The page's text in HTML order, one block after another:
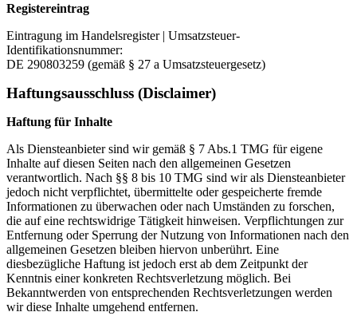
Registereintrag
Eintragung im Handelsregister | Umsatzsteuer-
Identifikationsnummer:
DE 290803259 (gemäß § 27 a Umsatzsteuergesetz)
Haftungsausschluss (Disclaimer)
Haftung für Inhalte
Als Diensteanbieter sind wir gemäß § 7 Abs.1 TMG für eigene
Inhalte auf diesen Seiten nach den allgemeinen Gesetzen
verantwortlich. Nach §§ 8 bis 10 TMG sind wir als Diensteanbieter
jedoch nicht verpflichtet, übermittelte oder gespeicherte fremde
Informationen zu überwachen oder nach Umständen zu forschen,
die auf eine rechtswidrige Tätigkeit hinweisen. Verpflichtungen zur
Entfernung oder Sperrung der Nutzung von Informationen nach den
allgemeinen Gesetzen bleiben hiervon unberührt. Eine
diesbezügliche Haftung ist jedoch erst ab dem Zeitpunkt der
Kenntnis einer konkreten Rechtsverletzung möglich. Bei
Bekanntwerden von entsprechenden Rechtsverletzungen werden
wir diese Inhalte umgehend entfernen.